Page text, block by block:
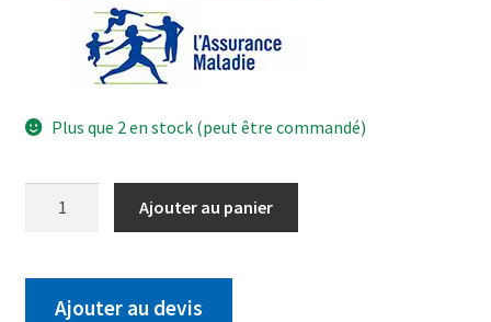
Plus que 2 en stock (peut être commandé)
Ajouter au panier
Ajouter au devis